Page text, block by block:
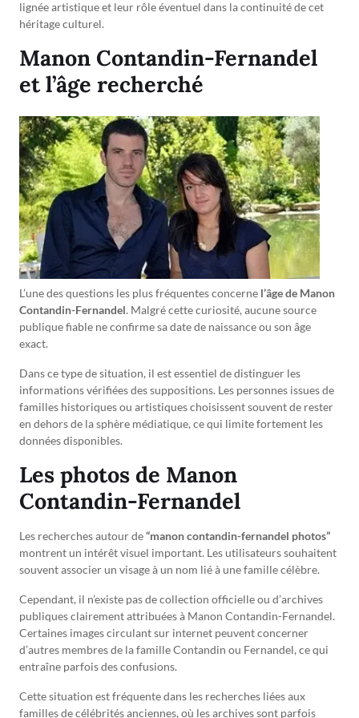
lignée artistique et leur rôle éventuel dans la continuité de cet
héritage culturel.
Manon Contandin-Fernandel
et l’âge recherché
L’une des questions les plus fréquentes concerne l’âge de Manon
Contandin-Fernandel. Malgré cette curiosité, aucune source
publique fiable ne confirme sa date de naissance ou son âge
exact.
Dans ce type de situation, il est essentiel de distinguer les
informations vérifiées des suppositions. Les personnes issues de
familles historiques ou artistiques choisissent souvent de rester
en dehors de la sphère médiatique, ce qui limite fortement les
données disponibles.
Les photos de Manon
Contandin-Fernandel
Les recherches autour de“manon contandin-fernandel photos”
montrent un intérêt visuel important. Les utilisateurs souhaitent
souvent associer un visage à un nom lié à une famille célèbre.
Cependant, il n’existe pas de collection officielle ou d’archives
publiques clairement attribuées à Manon Contandin-Fernandel.
Certaines images circulant sur internet peuvent concerner
d’autres membres de la famille Contandin ou Fernandel, ce qui
entraîne parfois des confusions.
Cette situation est fréquente dans les recherches liées aux
familles de célébrités anciennes, où les archives sont parfois